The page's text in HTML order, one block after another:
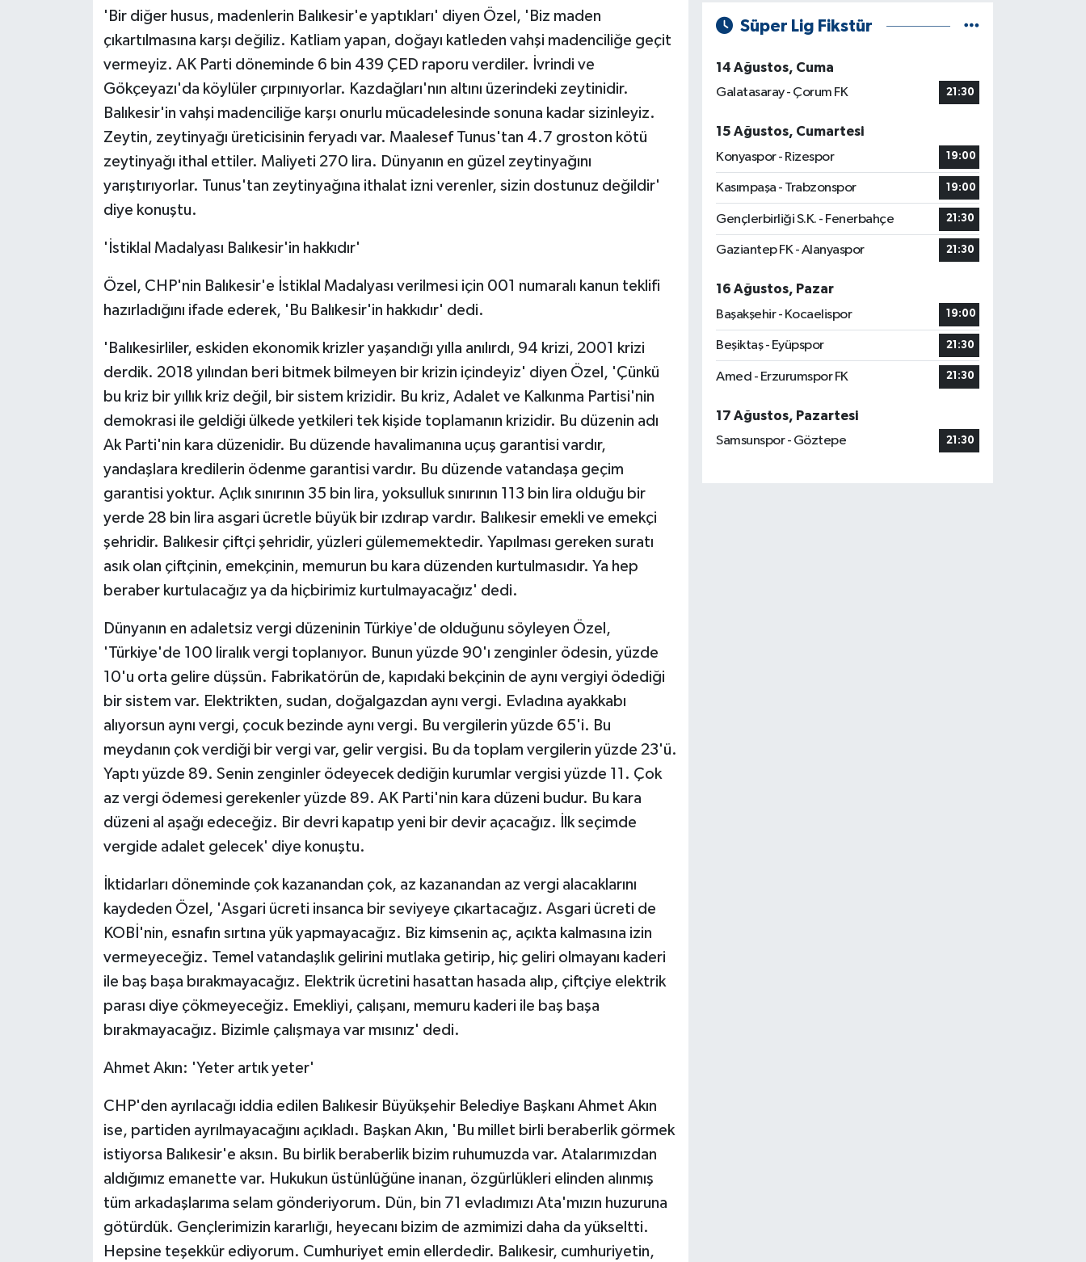
'Bir diğer husus, madenlerin Balıkesir'e yaptıkları' diyen Özel, 'Biz maden
çıkartılmasına karşı değiliz. Katliam yapan, doğayı katleden vahşi madenciliğe geçit
vermeyiz. AK Parti döneminde 6 bin 439 ÇED raporu verdiler. İvrindi ve
Gökçeyazı'da köylüler çırpınıyorlar. Kazdağları'nın altını üzerindeki zeytinidir.
Balıkesir'in vahşi madenciliğe karşı onurlu mücadelesinde sonuna kadar sizinleyiz.
Zeytin, zeytinyağı üreticisinin feryadı var. Maalesef Tunus'tan 4.7 groston kötü
zeytinyağı ithal ettiler. Maliyeti 270 lira. Dünyanın en güzel zeytinyağını
yarıştırıyorlar. Tunus'tan zeytinyağına ithalat izni verenler, sizin dostunuz değildir'
diye konuştu.
'İstiklal Madalyası Balıkesir'in hakkıdır'
Özel, CHP'nin Balıkesir'e İstiklal Madalyası verilmesi için 001 numaralı kanun teklifi
hazırladığını ifade ederek, 'Bu Balıkesir'in hakkıdır' dedi.
'Balıkesirliler, eskiden ekonomik krizler yaşandığı yılla anılırdı, 94 krizi, 2001 krizi
derdik. 2018 yılından beri bitmek bilmeyen bir krizin içindeyiz' diyen Özel, 'Çünkü
bu kriz bir yıllık kriz değil, bir sistem krizidir. Bu kriz, Adalet ve Kalkınma Partisi'nin
demokrasi ile geldiği ülkede yetkileri tek kişide toplamanın krizidir. Bu düzenin adı
Ak Parti'nin kara düzenidir. Bu düzende havalimanına uçuş garantisi vardır,
yandaşlara kredilerin ödenme garantisi vardır. Bu düzende vatandaşa geçim
garantisi yoktur. Açlık sınırının 35 bin lira, yoksulluk sınırının 113 bin lira olduğu bir
yerde 28 bin lira asgari ücretle büyük bir ızdırap vardır. Balıkesir emekli ve emekçi
şehridir. Balıkesir çiftçi şehridir, yüzleri gülememektedir. Yapılması gereken suratı
asık olan çiftçinin, emekçinin, memurun bu kara düzenden kurtulmasıdır. Ya hep
beraber kurtulacağız ya da hiçbirimiz kurtulmayacağız' dedi.
Dünyanın en adaletsiz vergi düzeninin Türkiye'de olduğunu söyleyen Özel,
'Türkiye'de 100 liralık vergi toplanıyor. Bunun yüzde 90'ı zenginler ödesin, yüzde
10'u orta gelire düşsün. Fabrikatörün de, kapıdaki bekçinin de aynı vergiyi ödediği
bir sistem var. Elektrikten, sudan, doğalgazdan aynı vergi. Evladına ayakkabı
alıyorsun aynı vergi, çocuk bezinde aynı vergi. Bu vergilerin yüzde 65'i. Bu
meydanın çok verdiği bir vergi var, gelir vergisi. Bu da toplam vergilerin yüzde 23'ü.
Yaptı yüzde 89. Senin zenginler ödeyecek dediğin kurumlar vergisi yüzde 11. Çok
az vergi ödemesi gerekenler yüzde 89. AK Parti'nin kara düzeni budur. Bu kara
düzeni al aşağı edeceğiz. Bir devri kapatıp yeni bir devir açacağız. İlk seçimde
vergide adalet gelecek' diye konuştu.
İktidarları döneminde çok kazanandan çok, az kazanandan az vergi alacaklarını
kaydeden Özel, 'Asgari ücreti insanca bir seviyeye çıkartacağız. Asgari ücreti de
KOBİ'nin, esnafın sırtına yük yapmayacağız. Biz kimsenin aç, açıkta kalmasına izin
vermeyeceğiz. Temel vatandaşlık gelirini mutlaka getirip, hiç geliri olmayanı kaderi
ile baş başa bırakmayacağız. Elektrik ücretini hasattan hasada alıp, çiftçiye elektrik
parası diye çökmeyeceğiz. Emekliyi, çalışanı, memuru kaderi ile baş başa
bırakmayacağız. Bizimle çalışmaya var mısınız' dedi.
Ahmet Akın: 'Yeter artık yeter'
CHP'den ayrılacağı iddia edilen Balıkesir Büyükşehir Belediye Başkanı Ahmet Akın
ise, partiden ayrılmayacağını açıkladı. Başkan Akın, 'Bu millet birli beraberlik görmek
istiyorsa Balıkesir'e aksın. Bu birlik beraberlik bizim ruhumuzda var. Atalarımızdan
aldığımız emanette var. Hukukun üstünlüğüne inanan, özgürlükleri elinden alınmış
tüm arkadaşlarıma selam gönderiyorum. Dün, bin 71 evladımızı Ata'mızın huzuruna
götürdük. Gençlerimizin kararlığı, heyecanı bizim de azmimizi daha da yükseltti.
Hepsine teşekkür ediyorum. Cumhuriyet emin ellerdedir. Balıkesir, cumhuriyetin,
Süper Lig Fikstür
14 Ağustos, Cuma
Galatasaray - Çorum FK
21:30
15 Ağustos, Cumartesi
Konyaspor - Rizespor
19:00
Kasımpaşa - Trabzonspor 19:00
Gençlerbirliği S.K. - Fenerbahçe 21:30
Gaziantep FK - Alanyaspor 21:30
16 Ağustos, Pazar
Başakşehir - Kocaelispor
19:00
Beşiktaş - Eyüpspor 21:30
Amed - Erzurumspor FK 21:30
17 Ağustos, Pazartesi
Samsunspor - Göztepe
21:30